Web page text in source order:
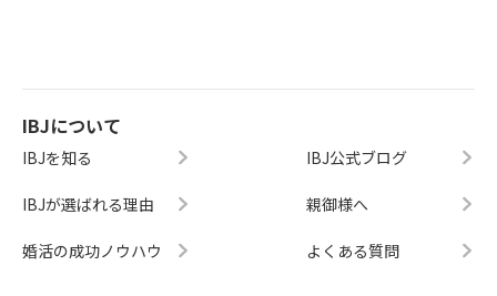
IBJについて
IBJを知る
IBJが選ばれる理由
婚活の成功ノウハウ
IBJ公式ブログ
親御様へ
よくある質問